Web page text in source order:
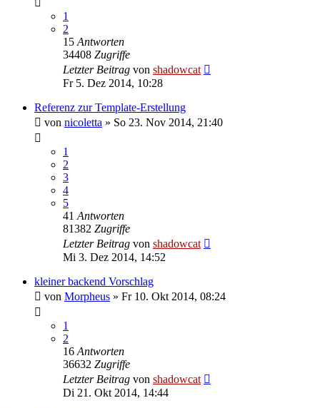
1
2
15 Antworten
34408 Zugriffe
Letzter Beitrag von shadowcat
Fr 5. Dez 2014, 10:28
Referenz zur Template-Erstellung
von nicoletta » So 23. Nov 2014, 21:40
1
2
3
4
5
41 Antworten
81382 Zugriffe
Letzter Beitrag von shadowcat
Mi 3. Dez 2014, 14:52
kleiner backend Vorschlag
von Morpheus » Fr 10. Okt 2014, 08:24
1
2
16 Antworten
36632 Zugriffe
Letzter Beitrag von shadowcat
Di 21. Okt 2014, 14:44